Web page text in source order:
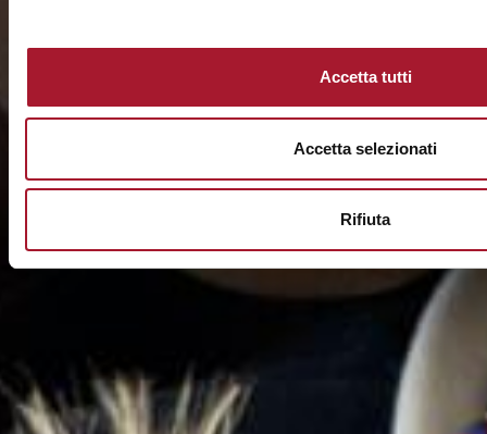
Accetta tutti
Accetta selezionati
Rifiuta